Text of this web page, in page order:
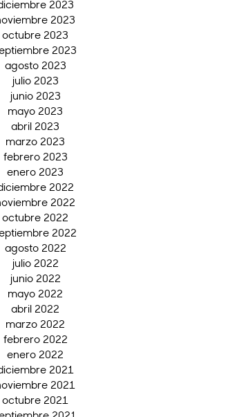
2023
2023
octubre 2023
2023
agosto 2023
julio 2023
junio 2023
mayo 2023
abril 2023
marzo 2023
febrero 2023
enero 2023
2022
2022
octubre 2022
2022
agosto 2022
julio 2022
junio 2022
mayo 2022
abril 2022
marzo 2022
febrero 2022
enero 2022
2021
2021
octubre 2021